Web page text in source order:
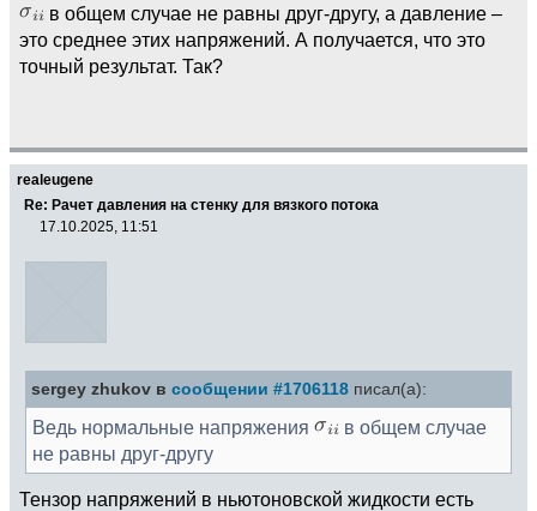
в общем случае не равны друг-другу, а давление –
это среднее этих напряжений. А получается, что это
точный результат. Так?
realeugene
Re: Рачет давления на стенку для вязкого потока
17.10.2025, 11:51
sergey zhukov в сообщении #1706118 писал(а):
Ведь нормальные напряжения
в общем случае
не равны друг-другу
Тензор напряжений в ньютоновской жидкости есть